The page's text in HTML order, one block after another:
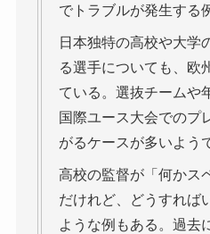
でトラブルが発生する
日本独特の高校や大学
る選手についても、欧
ている。選抜チームや
国際ユース大会でのプ
がるケースが多いよう
高校の監督が「何かス
だけれど、どうすれば
ような例もある。過去